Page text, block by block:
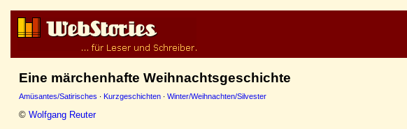
Eine märchenhafte Weihnachtsgeschichte
Amüsantes/Satirisches · Kurzgeschichten · Winter/Weihnachten/Silvester
© Wolfgang Reuter